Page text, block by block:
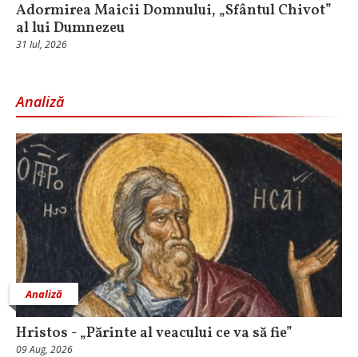
Adormirea Maicii Domnului, „Sfântul Chivot”
al lui Dumnezeu
31 Iul, 2026
Analiză
Analiză
Hristos - „Părinte al veacului ce va să fie”
09 Aug, 2026